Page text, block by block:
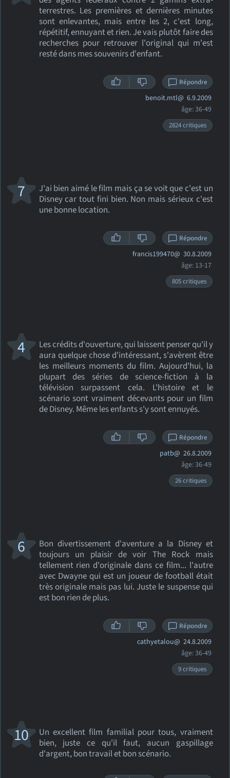
terrestres. Les premières et dernières minutes
sont enlevantes, mais entre les 2, c'est long,
répétitif, ennuyant et rien. Je vais plutôt faire des
recherches pour retrouver l'original qui m'est
resté dans mes souvenirs d'enfant.
Répondre
benoit.mtl@ 6.9.2009
âge: 36-49
2824 critiques
J'ai bien aimé le film mais ça se voit que c'est un
Disney car tout fini bien. Non mais sérieux c'est
une bonne location.
7
Répondre
francis199470@ 30.8.2009
âge: 13-17
805 critiques
Les crédits d'ouverture, qui laissent penser qu'il y
aura quelque chose d'intéressant, s'avèrent être
les meilleurs moments du film. Aujourd'hui, la
plupart des séries de science-fiction à la
télévision surpassent cela. L'histoire et le
scénario sont vraiment décevants pour un film
de Disney. Même les enfants s'y sont ennuyés.
4
Répondre
patb@ 26.8.2009
âge: 36-49
26 critiques
Bon divertissement d'aventure a la Disney et
toujours un plaisir de voir The Rock mais
tellement rien d'originale dans ce film... l'autre
avec Dwayne qui est un joueur de football était
très originale mais pas lui. Juste le suspense qui
est bon rien de plus.
6
Répondre
cathyetalou@ 24.8.2009
âge: 36-49
9 critiques
Un excellent film familial pour tous, vraiment
bien, juste ce qu'il faut, aucun gaspillage
d'argent, bon travail et bon scénario.
10